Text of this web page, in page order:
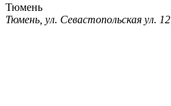
Тюмень
Тюмень, ул. Севастопольская ул. 12